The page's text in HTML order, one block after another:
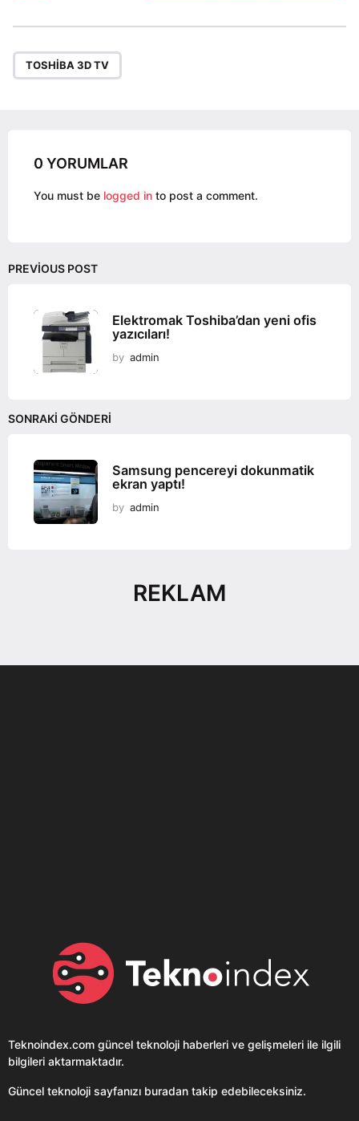
t
P
a
TOSHIBA 3D TV
0 YORUMLAR
You must be logged in to post a comment.
PREVIOUS POST
Elektromak Toshiba’dan yeni ofis
yazıcıları!
by admin
SONRAKI GÖNDERI
Samsung pencereyi dokunmatik
ekran yaptı!
by admin
REKLAM
Teknoindex.com güncel teknoloji haberleri ve gelişmeleri ile ilgili
bilgileri aktarmaktadır.
Güncel teknoloji sayfanızı buradan takip edebileceksiniz.